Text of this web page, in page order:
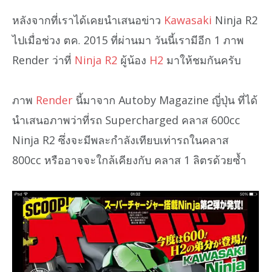
หลังจากที่เราได้เคยนำเสนอข่าว Kawasaki Ninja R2
ไปเมื่อช่วง ตค. 2015 ที่ผ่านมา วันนี้เรามีอีก 1 ภาพ
Render ว่าที่ Ninja R2 ผู้น้อง H2 มาให้ชมกันครับ
ภาพ Render นี้มาจาก Autoby Magazine ญี่ปุ่น ที่ได้
นำเสนอภาพว่าที่รถ Supercharged คลาส 600cc
Ninja R2 ซึ่งจะมีพละกำลังเทียบเท่ารถในคลาส
800cc หรืออาจจะใกล้เคียงกับ คลาส 1 ลิตรด้วยซ้ำ